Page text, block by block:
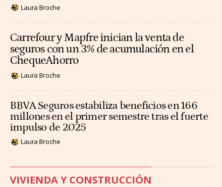
Laura Broche
Carrefour y Mapfre inician la venta de
seguros con un 3% de acumulación en el
ChequeAhorro
Laura Broche
BBVA Seguros estabiliza beneficios en 166
millones en el primer semestre tras el fuerte
impulso de 2025
Laura Broche
VIVIENDA Y CONSTRUCCIÓN